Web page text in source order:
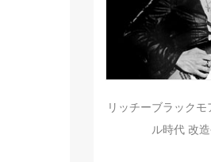
リッチーブラック
ル時代 改